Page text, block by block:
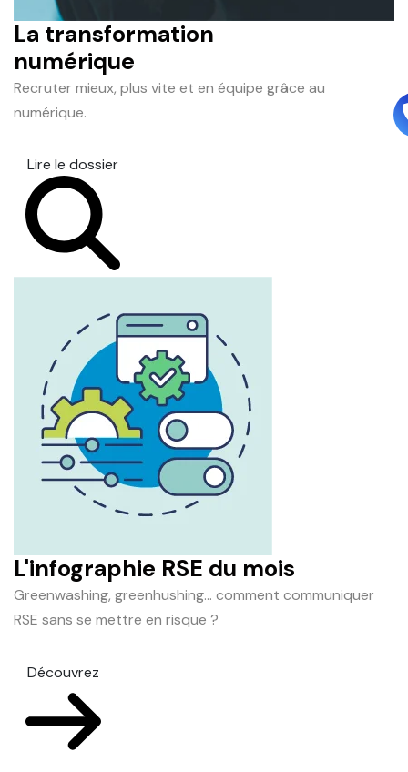
La transformation
numérique
Recruter mieux, plus vite et en équipe grâce au
numérique.
Lire le dossier
L'infographie RSE du mois
Greenwashing, greenhushing… comment communiquer
RSE sans se mettre en risque ?
Découvrez